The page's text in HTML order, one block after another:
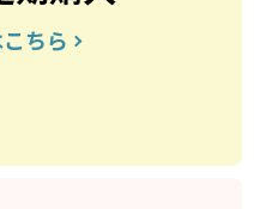
ちら